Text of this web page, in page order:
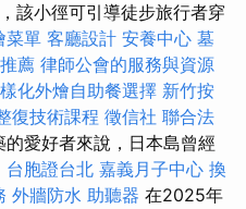
該小徑可引導徒步旅行者穿
菜單 客廳設計 安養中心 墓
薦 律師公會的服務與資源
化外燴自助餐選擇 新竹按
復技術課程 徵信社 聯合法
愛好者來說，日本島曾經
台胞證台北 嘉義月子中心 換
外牆防水 助聽器 在2025年